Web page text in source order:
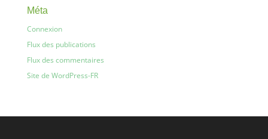
Méta
Connexion
Flux des publications
Flux des commentaires
Site de WordPress-FR